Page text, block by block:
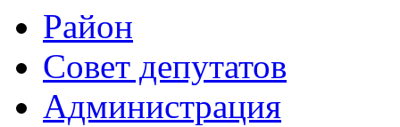
Район
Совет депутатов
Администрация